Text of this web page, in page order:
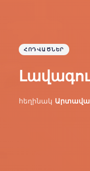
ՀՈԴՎԱԾՆԵՐ
հեղինակ